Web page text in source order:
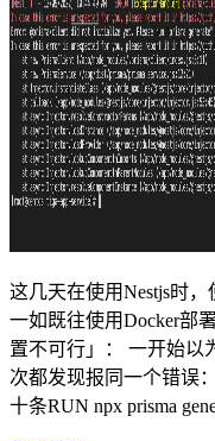
这几天在使用Nestjs时
一如既往使用Docker部
置不可行」： 一开始以
次都发现报同一个错误
十条RUN npx prisma